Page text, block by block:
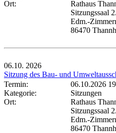
Ort:
Rathaus
Sitzungssaal
Edm.-
86470
06.10. 2026
Sitzung des Bau- und
Termin:
06.10.2026
Kategorie:
Sitzungen
Ort:
Rathaus
Sitzungssaal
Edm.-
86470